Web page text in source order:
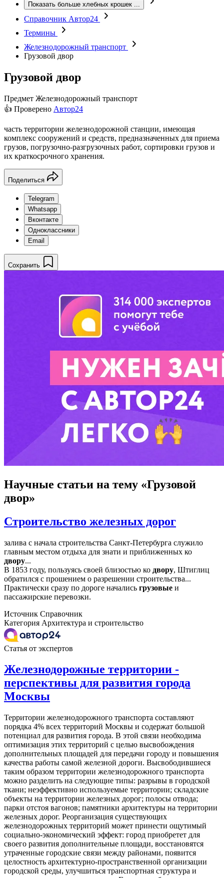
Показать больше хлебных крошек ...
Справочник Автор24
Термины
Железнодорожный транспорт
Грузовой двор
Грузовой двор
Предмет Железнодорожный транспорт
👍 Проверено Автор24
часть территории железнодорожной станции, имеющая
комплекс сооружений и средств, предназначенных для приема
грузов, погрузочно-разгрузочных работ, сортировки грузов и
их краткосрочного хранения.
Поделиться
Telegram
Whatsapp
Вконтакте
Одноклассники
Email
Сохранить
Научные статьи на тему «Грузовой
двор»
Строительство железных дорог
залива с начала строительства Санкт-Петербурга служило
главным местом отдыха для знати и приближенных ко
двору...
В 1853 году, пользуясь своей близостью ко двору, Штиглиц
обратился с прошением о разрешении строительства...
Практически сразу по дороге начались грузовые и
пассажирские перевозки.
Источник Справочник
Категория Архитектура и строительство
Статья от экспертов
Железнодорожные территории -
перспективы для развития города
Москвы
Территории железнодорожного транспорта составляют
порядка 4% всех территорий Москвы и содержат большой
потенциал для развития города. В этой связи необходима
оптимизация этих территорий с целью высвобождения
дополнительных площадей для передачи городу и повышения
качества работы самой железной дороги. Высвободившиеся
таким образом территории железнодорожного транспорта
можно разделить на следующие типы: разрывы в городской
ткани; неэффективно используемые территории; складские
объекты на территории железных дорог; полосы отвода;
парки отстоя вагонов; памятники архитектуры на территории
железных дорог. Реорганизация существующих
железнодорожных территорий может принести ощутимый
социально-экономический эффект: город приобретет для
своего развития дополнительные площади, восстановятся
утраченные городские связи между районами, появится
целостность архитектурно-пространственной организации
городской среды, улучшиться транспортная структура и